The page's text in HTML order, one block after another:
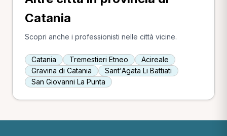
Catania
Scopri anche i professionisti nelle città vicine.
Catania Tremestieri Etneo
Acireale
Gravina di Catania
Sant'Agata Li Battiati
San Giovanni La Punta